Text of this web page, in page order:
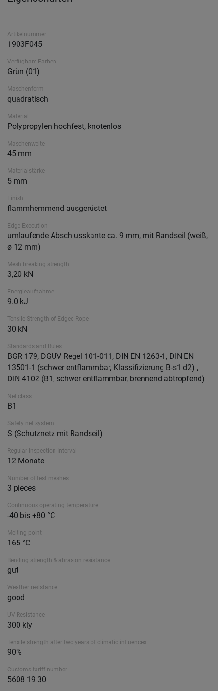
Artikelnummer
1903F045
Verfügbare Farben
Grün (01)
Maschenform
quadratisch
Material
Polypropylen hochfest, knotenlos
Maschenweite
45 mm
Materialstärke
5 mm
Finish
flammhemmend ausgerüstet
Edge Execution
umlaufende Abschlusskante ca. 9 mm, mit Randseil (weiß,
ø 12 mm)
Mesh breaking strength
3,20 kN
Energieaufnahme
9.0 kJ
Tensile Strength of Edged Rope
30 kN
Standards and Rules
BGR 179, DGUV Regel 101-011, DIN EN 1263-1, DIN EN
13501-1 (schwer entflammbar, Klassifizierung B-s1 d2) ,
DIN 4102 (B1, schwer entflammbar, brennend abtropfend)
Net class
B1
Safety net system
S (Schutznetz mit Randseil)
Regular Inspection Interval
12 Monate
Number of test meshes
3 pieces
Continuous operating temperature
-40 bis +80 °C
Melting point
165 °C
Bending strength & abrasion resistance
gut
Weather resistance
good
UV-Resistance
300 kly
Tensile strength after two years of climatic influences
90%
Customs tariff number
5608 19 30